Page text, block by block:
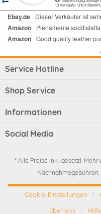
Service Hotline
Shop Service
Informationen
Social Media
* Alle Preise inkl. gesetzl.
Cookie-Einstellungen
über uns